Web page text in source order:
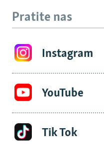
Pratite nas
Instagram
YouTube
Tik Tok